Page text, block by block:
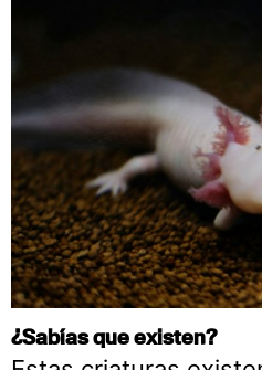
¿Sabías que existen?